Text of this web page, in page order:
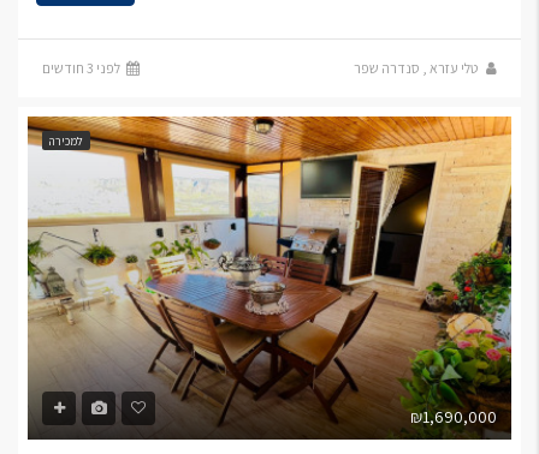
טלי עזרא סנדרה שפר לפני 3 חודשים
למכירה
₪1,690,000